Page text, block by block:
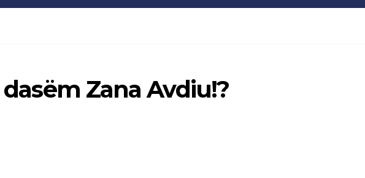
Zana Avdiu!?